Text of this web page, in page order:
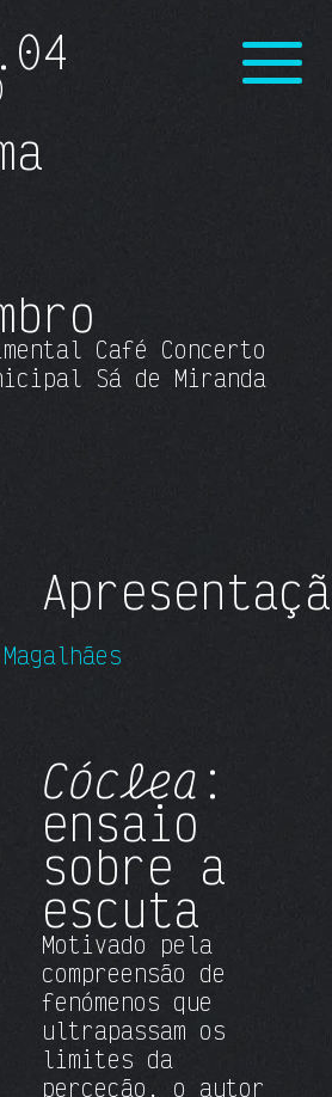
.04
Café Concerto
Sá de Miranda
Cóclea :
ensaio
sobre a
escuta
Motivado pela
compreensão de
fenómenos que
ultrapassam os
limites da
perceção, o autor